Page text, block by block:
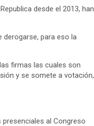
desde el 2013, han
derogarse, para eso la
firmas las cuales son
y se somete a votación,
al Congreso